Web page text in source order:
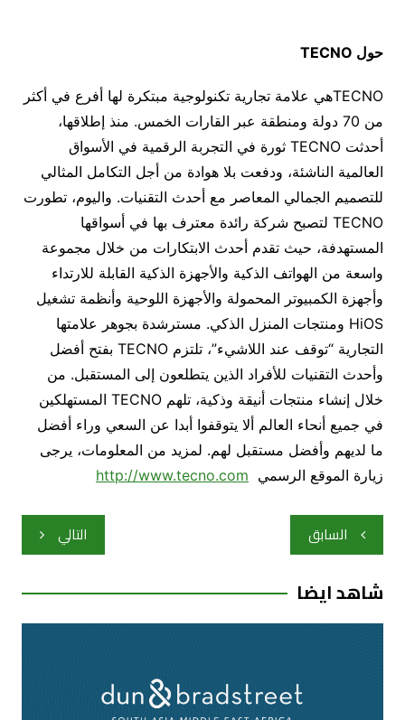
حول TECNO
TECNOهي علامة تجارية تكنولوجية مبتكرة لها أفرع في أكثر
من 70 دولة ومنطقة عبر القارات الخمس. منذ إطلاقها،
أحدثت TECNO ثورة في التجربة الرقمية في الأسواق
العالمية الناشئة، ودفعت بلا هوادة من أجل التكامل المثالي
للتصميم الجمالي المعاصر مع أحدث التقنيات. واليوم، تطورت
TECNO لتصبح شركة رائدة معترف بها في أسواقها
المستهدفة، حيث تقدم أحدث الابتكارات من خلال مجموعة
واسعة من الهواتف الذكية والأجهزة الذكية القابلة للارتداء
وأجهزة الكمبيوتر المحمولة والأجهزة اللوحية وأنظمة تشغيل
HiOS ومنتجات المنزل الذكي. مسترشدة بجوهر علامتها
التجارية “توقف عند اللاشيء”، تلتزم TECNO بفتح أفضل
وأحدث التقنيات للأفراد الذين يتطلعون إلى المستقبل. من
خلال إنشاء منتجات أنيقة وذكية، تلهم TECNO المستهلكين
في جميع أنحاء العالم ألا يتوقفوا أبدا عن السعي وراء أفضل
ما لديهم وأفضل مستقبل لهم. لمزيد من المعلومات، يرجى
زيارة الموقع الرسمي http://www.tecno.com
تصفّح
المقالات
السابق التالي
شاهد ايضا